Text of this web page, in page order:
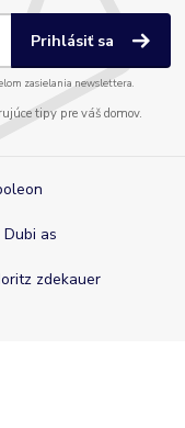
Prihlásiť sa
zasielania newslettera.
tipy pre váš domov.